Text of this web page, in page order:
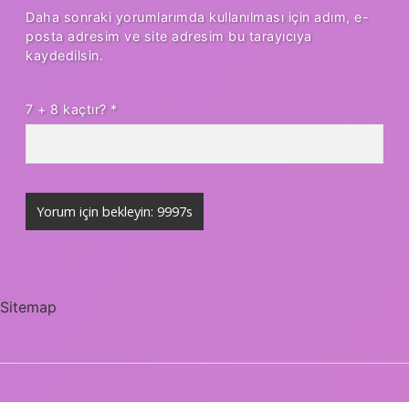
Daha sonraki yorumlarımda kullanılması için adım, e-
posta adresim ve site adresim bu tarayıcıya
kaydedilsin.
7 + 8 kaçtır? *
Sitemap